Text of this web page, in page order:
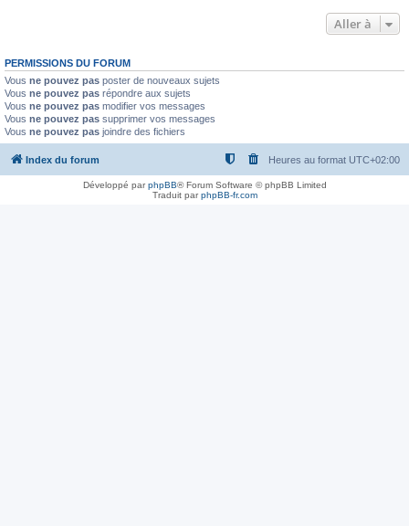
Aller à
PERMISSIONS DU FORUM
Vous ne pouvez pas poster de nouveaux sujets
Vous ne pouvez pas répondre aux sujets
Vous ne pouvez pas modifier vos messages
Vous ne pouvez pas supprimer vos messages
Vous ne pouvez pas joindre des fichiers
Index du forum Heures au format UTC+02:00
Développé parphpBB® Forum Software © phpBB Limited
Traduit parphpBB-fr.com